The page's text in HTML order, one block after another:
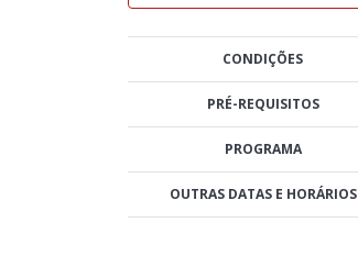
CONDIÇÕES
PRÉ-REQUISITOS
PROGRAMA
OUTRAS DATAS E HORÁRIOS